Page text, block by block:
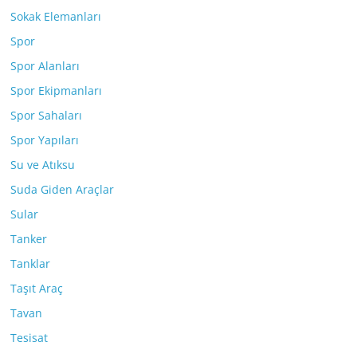
Sokak Elemanları
Spor
Spor Alanları
Spor Ekipmanları
Spor Sahaları
Spor Yapıları
Su ve Atıksu
Suda Giden Araçlar
Sular
Tanker
Tanklar
Taşıt Araç
Tavan
Tesisat